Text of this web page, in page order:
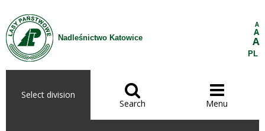
Skip to Content
Nadleśnictwo Katowice
A
A
A
PL
Select division 
Search

Menu